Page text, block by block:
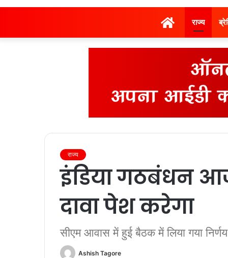
होम राज्‍य
राज्‍य
इंडिया गठबंधन
दावा पेश करेगा
सीएम आवास में हुई बैठक में लिया गया निर्णय
Ashish Tagore